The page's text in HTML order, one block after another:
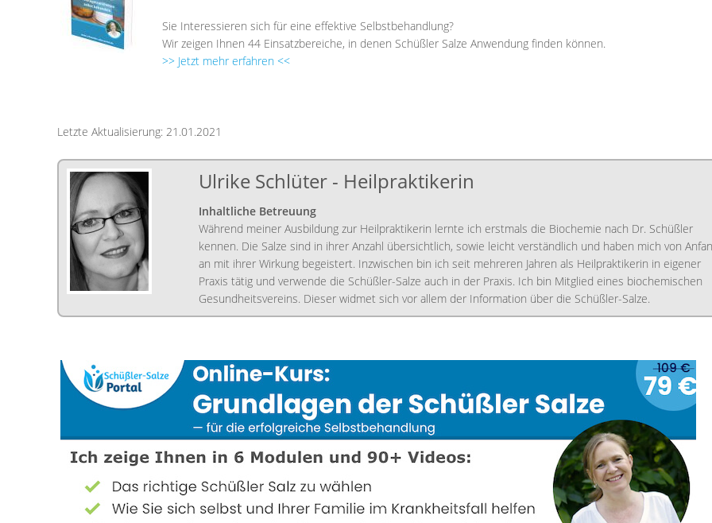
Sie Interessieren sich für eine effektive Selbstbehandlung?
Wir zeigen Ihnen 44 Einsatzbereiche, in denen Schüßler Salze Anwendung finden können.
>> Jetzt mehr erfahren <<
Letzte Aktualisierung: 21.01.2021
Ulrike Schlüter - Heilpraktikerin
Inhaltliche Betreuung
Während meiner Ausbildung zur Heilpraktikerin lernte ich erstmals die Biochemie nach Dr. Schüßler
kennen. Die Salze sind in ihrer Anzahl übersichtlich, sowie leicht verständlich und haben mich von
an mit ihrer Wirkung begeistert. Inzwischen bin ich seit mehreren Jahren als Heilpraktikerin in eigener
Praxis tätig und verwende die Schüßler-Salze auch in der Praxis. Ich bin Mitglied eines biochemischen
Gesundheitsvereins. Dieser widmet sich vor allem der Information über die Schüßler-Salze.